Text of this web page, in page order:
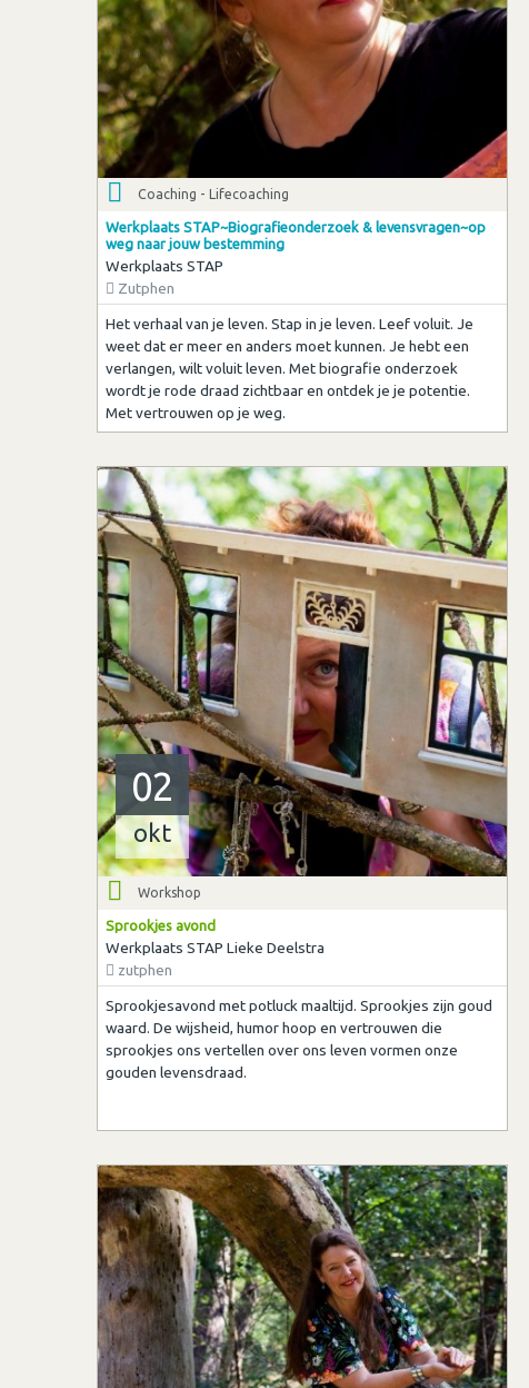
Coaching - Lifecoaching
Werkplaats STAP~Biografieonderzoek & levensvragen~op
weg naar jouw bestemming
Werkplaats STAP
Zutphen
Het verhaal van je leven. Stap in je leven. Leef voluit. Je
weet dat er meer en anders moet kunnen. Je hebt een
verlangen, wilt voluit leven. Met biografie onderzoek
wordt je rode draad zichtbaar en ontdek je je potentie.
Met vertrouwen op je weg.
02
okt
Workshop
Sprookjes avond
Werkplaats STAP Lieke Deelstra
zutphen
Sprookjesavond met potluck maaltijd. Sprookjes zijn goud
waard. De wijsheid, humor hoop en vertrouwen die
sprookjes ons vertellen over ons leven vormen onze
gouden levensdraad.